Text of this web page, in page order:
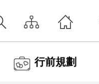
行前規劃